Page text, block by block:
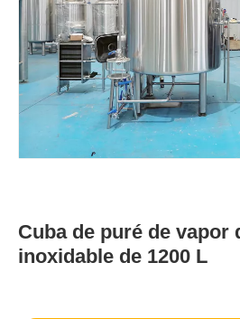
Cuba de puré de vapor
inoxidable de 1200 L